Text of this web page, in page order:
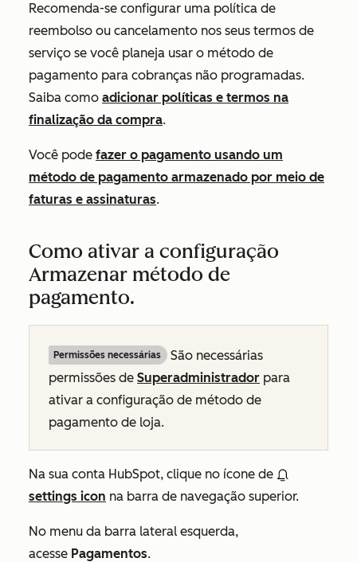
Recomenda-se configurar uma política de
reembolso ou cancelamento nos seus termos de
serviço se você planeja usar o método de
pagamento para cobranças não programadas.
Saiba como adicionar políticas e termos na
finalização da compra.
Você pode fazer o pagamento usando um
método de pagamento armazenado por meio de
faturas e assinaturas.
Como ativar a configuração
Armazenar método de
pagamento.
Permissões necessárias
São necessárias
permissões de Superadministrador para
ativar a configuração de método de
pagamento de loja.
Na sua conta HubSpot, clique no ícone de
settings icon na barra de navegação superior.
No menu da barra lateral esquerda,
acesse Pagamentos.